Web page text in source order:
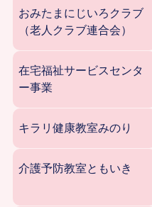
おみたまにじいろクラブ
（老人クラブ連合会）
在宅福祉サービスセンタ
ー事業
キラリ健康教室みのり
介護予防教室ともいき